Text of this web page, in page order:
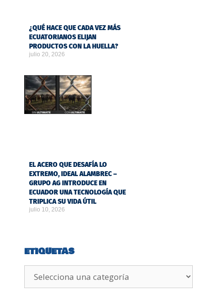
¿QUÉ HACE QUE CADA VEZ MÁS
ECUATORIANOS ELIJAN
PRODUCTOS CON LA HUELLA?
julio 20, 2026
EL ACERO QUE DESAFÍA LO
EXTREMO, IDEAL ALAMBREC –
GRUPO AG INTRODUCE EN
ECUADOR UNA TECNOLOGÍA QUE
TRIPLICA SU VIDA ÚTIL
julio 10, 2026
ETIQUETAS